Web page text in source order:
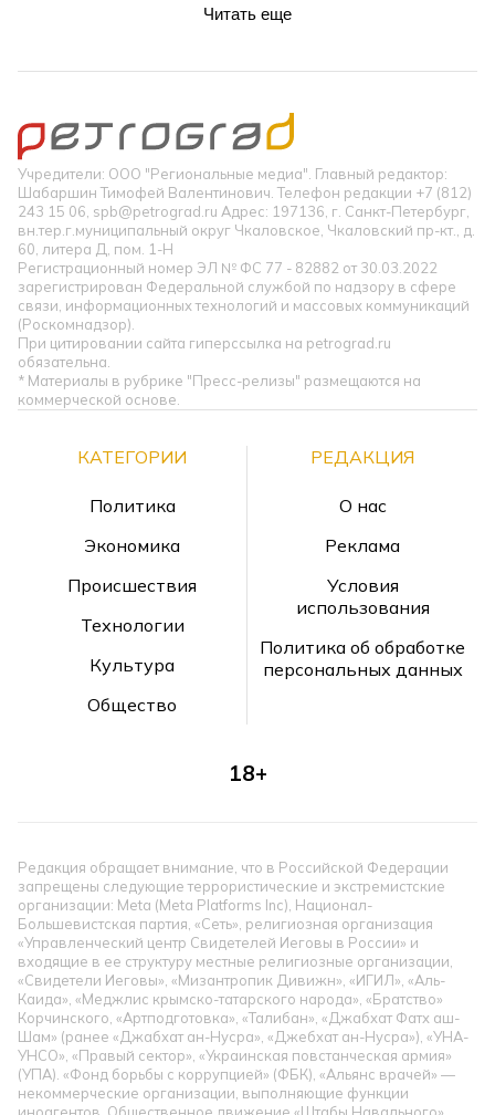
Читать еще
Учредители: ООО "Региональные медиа". Главный редактор:
Шабаршин Тимофей Валентинович. Телефон редакции +7 (812)
243 15 06, spb@petrograd.ru Адрес: 197136, г. Санкт-Петербург,
вн.тер.г.муниципальный округ Чкаловское, Чкаловский пр-кт., д.
60, литера Д, пом. 1-Н
Регистрационный номер ЭЛ № ФС 77 - 82882 от 30.03.2022
зарегистрирован Федеральной службой по надзору в сфере
связи, информационных технологий и массовых коммуникаций
(Роскомнадзор).
При цитировании сайта гиперссылка на petrograd.ru
обязательна.
* Материалы в рубрике "Пресс-релизы" размещаются на
коммерческой основе.
КАТЕГОРИИ
Политика
Экономика
Происшествия
Технологии
Культура
Общество
РЕДАКЦИЯ
О нас
Реклама
Условия
использования
Политика об обработке
персональных данных
18+
Редакция обращает внимание, что в Российской Федерации
запрещены следующие террористические и экстремистские
организации: Meta (Meta Platforms Inc), Национал-
Большевистская партия, «Сеть», религиозная организация
«Управленческий центр Свидетелей Иеговы в России» и
входящие в ее структуру местные религиозные организации,
«Свидетели Иеговы», «Мизантропик Дивижн», «ИГИЛ», «Аль-
Каида», «Меджлис крымско-татарского народа», «Братство»
Корчинского, «Артподготовка», «Талибан», «Джабхат Фатх аш-
Шам» (ранее «Джабхат ан-Нусра», «Джебхат ан-Нусра»), «УНА-
УНСО», «Правый сектор», «Украинская повстанческая армия»
(УПА). «Фонд борьбы с коррупцией» (ФБК), «Альянс врачей» —
некоммерческие организации, выполняющие функции